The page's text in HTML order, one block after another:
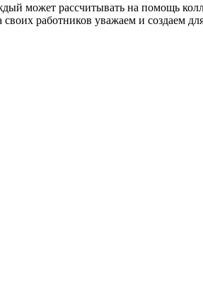
может рассчитывать на помощь
работников уважаем и создаем